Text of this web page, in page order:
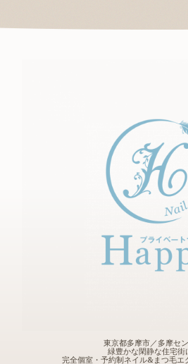
東京都多摩市／多摩セ
緑豊かな閑静な住宅街
完全個室・予約制ネイル&まつ毛エ